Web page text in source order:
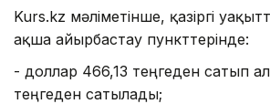
Kurs.kz мәліметінше, қазіргі
ақша айырбастау пункттерінде:
- доллар 466,13 теңгеден сатып
теңгеден сатылады;